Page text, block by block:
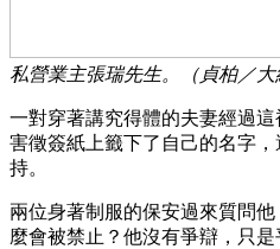
私營業主張瑞先生。（貞柏／大
一對穿著講究得體的夫妻經過
害徵簽紙上籤下了自己的名字
持。
兩位身著制服的保安過來質問
麼會被禁止？他沒有爭辯，只